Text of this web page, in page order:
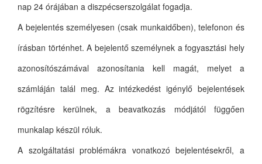
nap 24 órájában a diszpécserszolgálat fogadja.
A bejelentés személyesen (csak munkaidőben), telefonon és
írásban történhet. A bejelentő személynek a fogyasztási hely
azonosítószámával azonosítania kell magát, melyet a
számláján talál meg. Az intézkedést igénylő bejelentések
rögzítésre kerülnek, a beavatkozás módjától függően
munkalap készül róluk.
A szolgáltatási problémákra vonatkozó bejelentésekről, a